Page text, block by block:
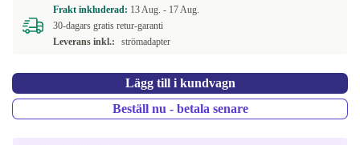
Frakt inkluderad: 13 Aug. - 17 Aug.
30-dagars gratis retur-garanti
Leverans inkl.:
strömadapter
Lägg till i kundvagn
Beställ nu - betala senare